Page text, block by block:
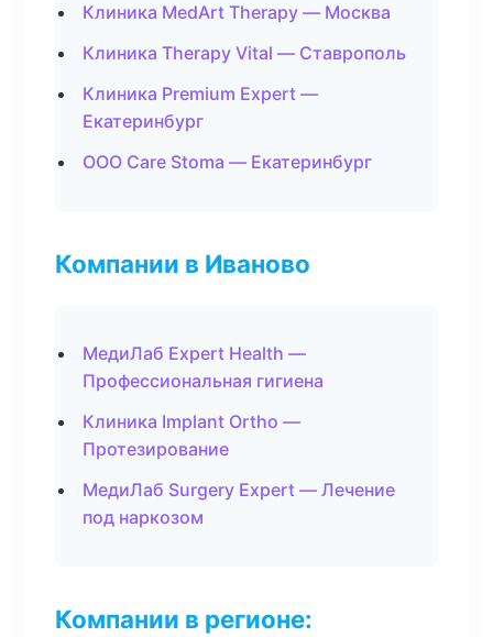
Клиника MedArt Therapy — Москва
Клиника Therapy Vital — Ставрополь
Клиника Premium Expert —
Екатеринбург
ООО Care Stoma — Екатеринбург
Компании в Иваново
МедиЛаб Expert Health —
Профессиональная гигиена
Клиника Implant Ortho —
Протезирование
МедиЛаб Surgery Expert — Лечение
под наркозом
Компании в регионе: